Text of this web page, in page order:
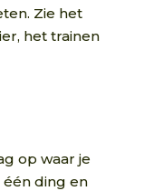
Zie het
het trainen
op waar je
ding en